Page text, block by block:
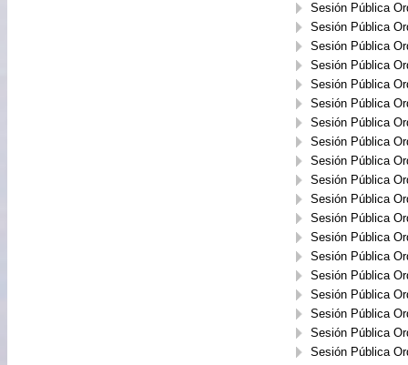
Sesión Pública
Sesión Pública
Sesión Pública
Sesión Pública
Sesión Pública
Sesión Pública
Sesión Pública
Sesión Pública
Sesión Pública
Sesión Pública
Sesión Pública
Sesión Pública
Sesión Pública
Sesión Pública
Sesión Pública
Sesión Pública
Sesión Pública
Sesión Pública
Sesión Pública